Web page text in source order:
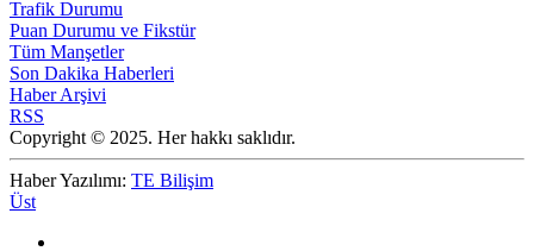
Trafik Durumu
Puan Durumu ve Fikstür
Tüm Manşetler
Son Dakika Haberleri
Haber Arşivi
RSS
Copyright © 2025. Her hakkı saklıdır.
Haber Yazılımı: TE Bilişim
Üst